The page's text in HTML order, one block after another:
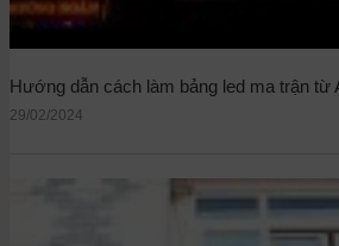
Hướng dẫn cách làm bảng led ma trận từ
29/02/2024